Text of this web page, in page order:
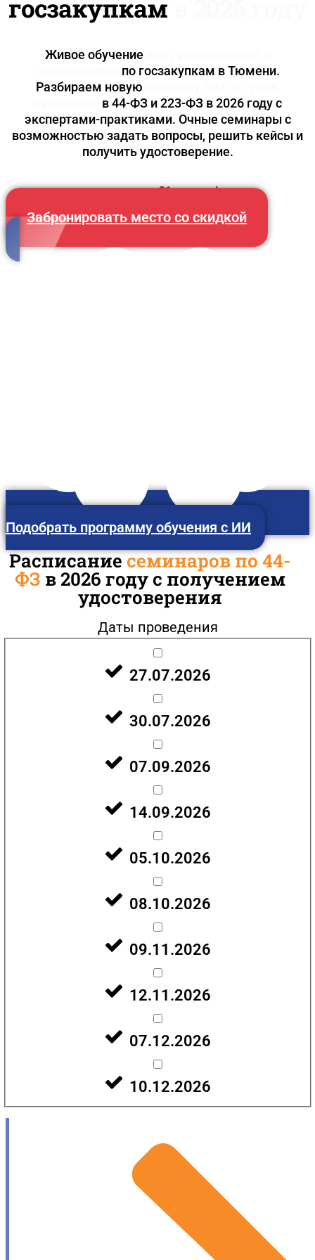
госзакупкам в 2026 году
Живое обучение
по госзакупкам в Тюмени.
Разбираем новую
в 44-ФЗ и 223-ФЗ в 2026 году с
экспертами-практиками. Очные семинары с
возможностью задать вопросы, решить кейсы и
получить удостоверение.
Успейте до31 августа!
Забронировать место со скидкой
Подобрать программу обучения с ИИ
Расписаниесеминаров по 44-
ФЗ в 2026 году с получением
удостоверения
Даты проведения
27.07.2026
30.07.2026
07.09.2026
14.09.2026
05.10.2026
08.10.2026
09.11.2026
12.11.2026
07.12.2026
10.12.2026